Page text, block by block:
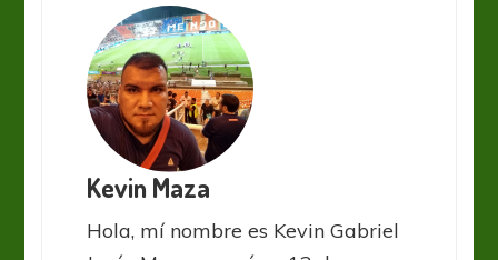
Kevin Maza
Hola, mí nombre es Kevin Gabriel